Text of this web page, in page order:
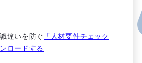
違いを防ぐ
「人材要件チェック
ロードする